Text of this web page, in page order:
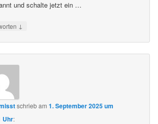
und schalte jetzt ein …
↓
schriebam1. September 2025 um
Uhr: